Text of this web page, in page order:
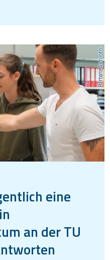
Barbara Aichroth
eine
an der TU